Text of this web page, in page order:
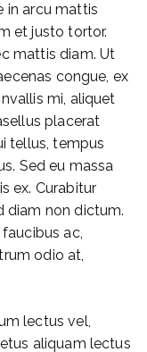
in arcu mattis
et justo tortor.
mattis diam. Ut
congue, ex
mi, aliquet
placerat
tellus, tempus
Sed eu massa
ex. Curabitur
diam non dictum.
ac,
odio at,
lectus vel,
aliquam lectus